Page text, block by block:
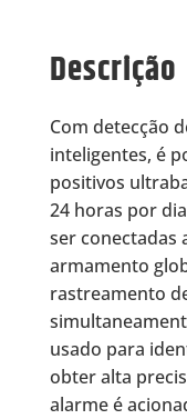
Descrição
Com detecção
inteligentes, é
positivos
24 horas por
ser conectadas
armamento
rastreamento
usado para
obter alta
alarme é